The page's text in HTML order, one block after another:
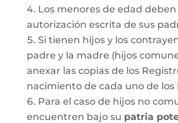
Los menores de edad
autorización escrita de sus
Si tienen hijos y los
padre y la madre (hijos
anexar las copias de los
nacimiento de cada uno de los
Para el caso de hijos no
encuentren bajo su patria